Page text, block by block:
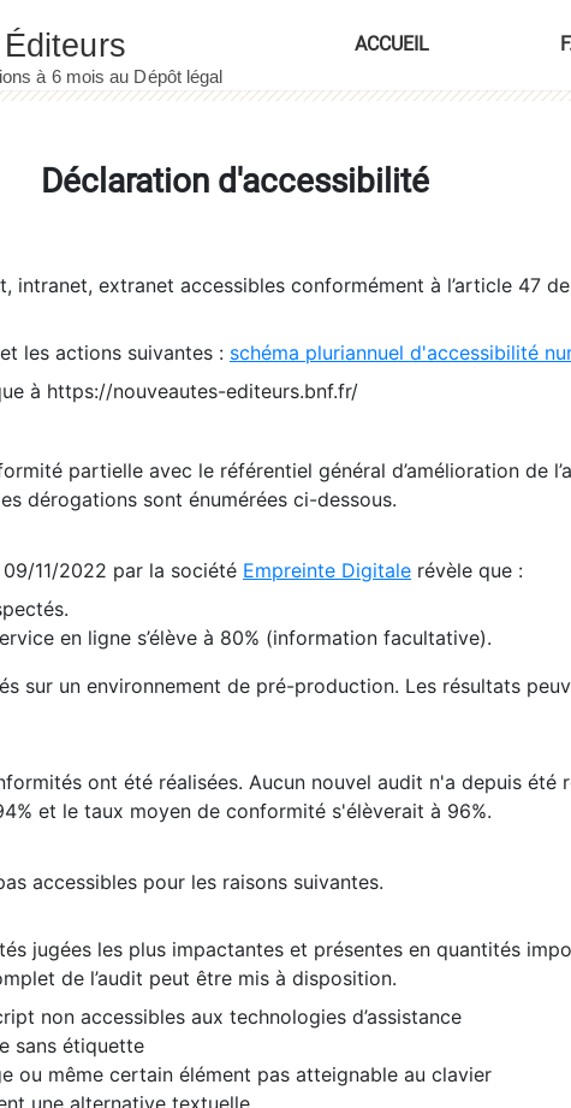
ACCUEIL
Déclaration d'accessibilité
intranet, extranet accessibles conformément à l’article 47
les actions suivantes : schéma pluriannuel d'accessibilité
à https://nouveautes-editeurs.bnf.fr/
partielle avec le référentiel général d’amélioration de
dérogations sont énumérées ci-dessous.
11/2022 par la société Empreinte Digitale révèle que :
en ligne s’élève à 80% (information facultative).
sur un environnement de pré-production. Les résultats
ont été réalisées. Aucun nouvel audit n'a depuis été
et le taux moyen de conformité s'élèverait à 96%.
accessibles pour les raisons suivantes.
jugées les plus impactantes et présentes en quantités
de l’audit peut être mis à disposition.
non accessibles aux technologies d’assistance
sans étiquette
ou même certain élément pas atteignable au clavier
une alternative textuelle.